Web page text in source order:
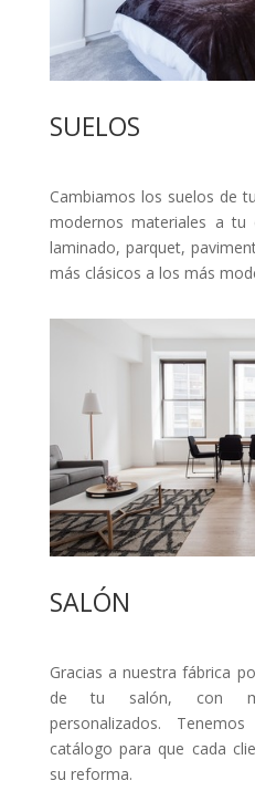
SUELOS
Cambiamos los suelos de
modernos materiales a tu
laminado, parquet,
más clásicos a los más
SALÓN
Gracias a nuestra fábrica
de tu salón, con
personalizados.
catálogo para que cada
su reforma.